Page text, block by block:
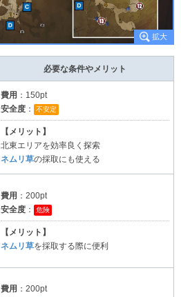
必要な条件やメリット
費用 ：150pt
安全度 ： 不安定
【メリット】
北東エリアを効率良く探索
ネムリ草の採取にも使える
費用 ：200pt
安全度 ： 危険
【メリット】
ネムリ草を採取する際に便利
費用 ：200pt